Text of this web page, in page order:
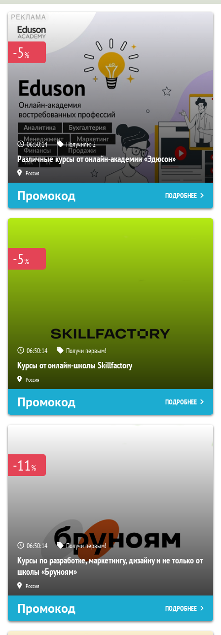
-5%
06:50:13 Получили:2
Различные курсы от онлайн-академии «Эдюсон»
Россия
Промокод ПОДРОБНЕЕ
-5%
06:50:13 Получи первым!
Курсы от онлайн-школы Skillfactory
Россия
Промокод ПОДРОБНЕЕ
-11%
06:50:13 Получи первым!
Курсы по разработке, маркетингу, дизайну и не только от
школы «Бруноям»
Россия
Промокод ПОДРОБНЕЕ